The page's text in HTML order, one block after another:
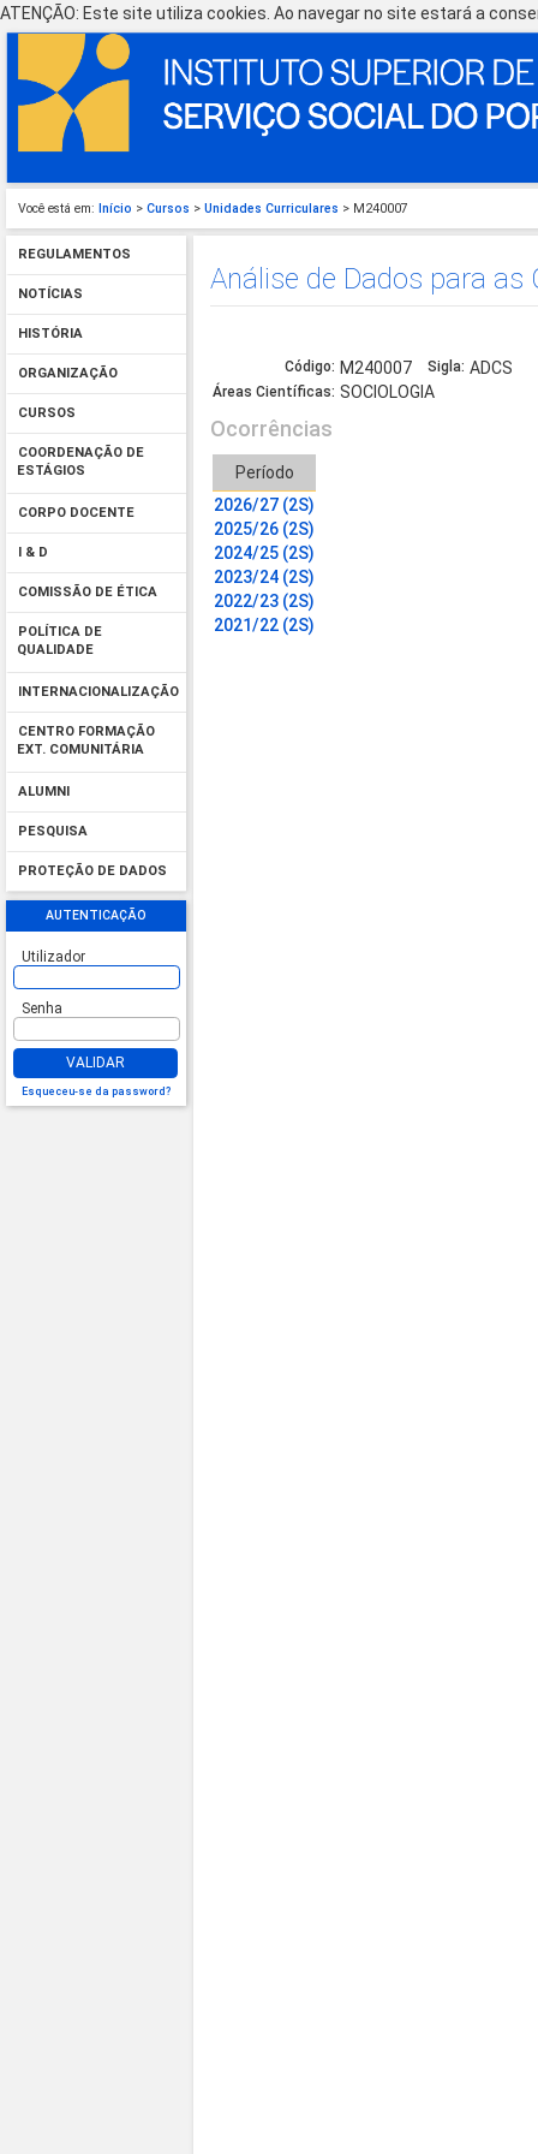
ATENÇÃO: Este site utiliza cookies. Ao navegar no site estará a
Você está em: Início > Cursos > Unidades Curriculares > M240007
REGULAMENTOS
NOTÍCIAS
HISTÓRIA
ORGANIZAÇÃO
CURSOS
COORDENAÇÃO DE
ESTÁGIOS
CORPO DOCENTE
I & D
COMISSÃO DE ÉTICA
POLÍTICA DE
QUALIDADE
INTERNACIONALIZAÇÃO
CENTRO FORMAÇÃO
EXT. COMUNITÁRIA
ALUMNI
PESQUISA
PROTEÇÃO DE DADOS
AUTENTICAÇÃO
Utilizador
Senha
VALIDAR
Esqueceu-se da password?
Análise de Dados para as
Código: M240007 Sigla: ADCS
Áreas Científicas: SOCIOLOGIA
Ocorrências
Período
2026/27 (2S)
2025/26 (2S)
2024/25 (2S)
2023/24 (2S)
2022/23 (2S)
2021/22 (2S)